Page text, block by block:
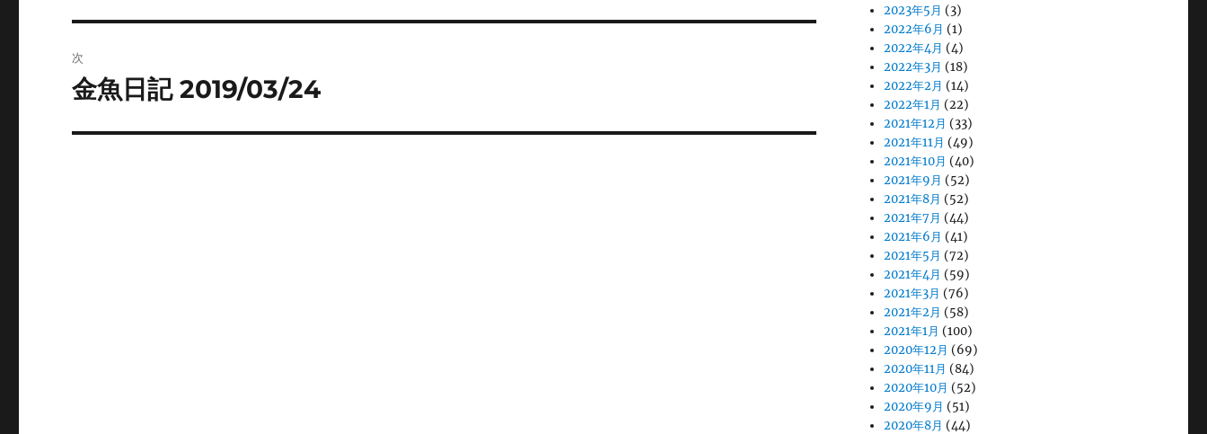
ゲ
投
稿:
次
次
投
金魚日記 2019/03/24
2023年5月 (3)
2022年6月 (1)
2022年4月 (4)
2022年3月 (18)
2022年2月 (14)
2022年1月 (22)
2021年12月 (33)
2021年11月 (49)
2021年10月 (40)
2021年9月 (52)
2021年8月 (52)
2021年7月 (44)
2021年6月 (41)
2021年5月 (72)
2021年4月 (59)
2021年3月 (76)
2021年2月 (58)
2021年1月 (100)
2020年12月 (69)
2020年11月 (84)
2020年10月 (52)
2020年9月 (51)
2020年8月 (44)